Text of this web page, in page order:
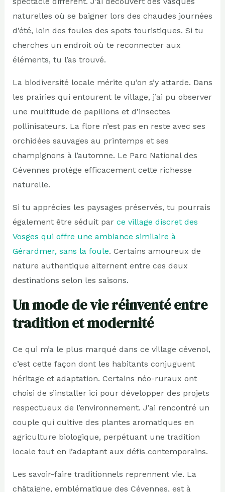
naturelles où se baigner lors des chaudes journées
d’été, loin des foules des spots touristiques. Si tu
cherches un endroit où te reconnecter aux
éléments, tu l’as trouvé.
La biodiversité locale mérite qu’on s’y attarde. Dans
les prairies qui entourent le village, j’ai pu observer
une multitude de papillons et d’insectes
pollinisateurs. La flore n’est pas en reste avec ses
orchidées sauvages au printemps et ses
champignons à l’automne. Le Parc National des
Cévennes protège efficacement cette richesse
naturelle.
Si tu apprécies les paysages préservés, tu pourrais
également être séduit par ce village discret des
Vosges qui offre une ambiance similaire à
Gérardmer, sans la foule. Certains amoureux de
nature authentique alternent entre ces deux
destinations selon les saisons.
Un mode de vie réinventé entre
tradition et modernité
Ce qui m’a le plus marqué dans ce village cévenol,
c’est cette façon dont les habitants conjuguent
héritage et adaptation. Certains néo-ruraux ont
choisi de s’installer ici pour développer des projets
respectueux de l’environnement. J’ai rencontré un
couple qui cultive des plantes aromatiques en
agriculture biologique, perpétuant une tradition
locale tout en l’adaptant aux défis contemporains.
Les savoir-faire traditionnels reprennent vie. La
châtaigne, emblématique des Cévennes, est à